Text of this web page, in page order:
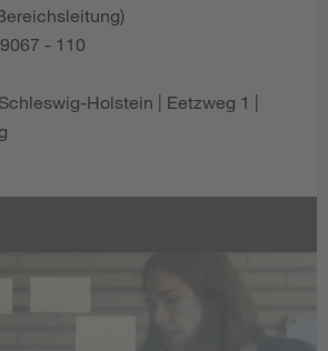
- 110
Holstein | Eetzweg 1 |